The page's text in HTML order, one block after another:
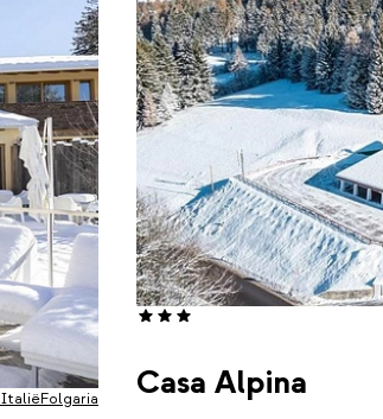
ItaliëFolgaria Casa Alpina